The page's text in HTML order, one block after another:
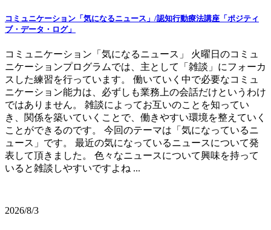
コミュニケーション「気になるニュース」/認知行動療法講座「ポジティ
ブ・データ・ログ」
コミュニケーション「気になるニュース」 火曜日のコミュ
ニケーションプログラムでは、主として「雑談」にフォーカ
スした練習を行っています。 働いていく中で必要なコミュ
ニケーション能力は、必ずしも業務上の会話だけというわけ
ではありません。 雑談によってお互いのことを知ってい
き、関係を築いていくことで、働きやすい環境を整えていく
ことができるのです。 今回のテーマは「気になっているニ
ュース」です。 最近の気になっているニュースについて発
表して頂きました。 色々なニュースについて興味を持って
いると雑談しやすいですよね ...
2026/8/3